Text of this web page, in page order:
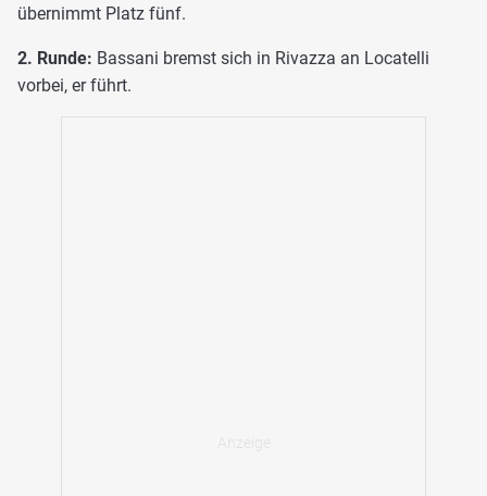
übernimmt Platz fünf.
2. Runde: Bassani bremst sich in Rivazza an Locatelli
vorbei, er führt.